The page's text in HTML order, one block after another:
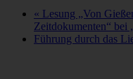
« Lesung „Von
Zeitdokumenten“ bei
Führung durch das